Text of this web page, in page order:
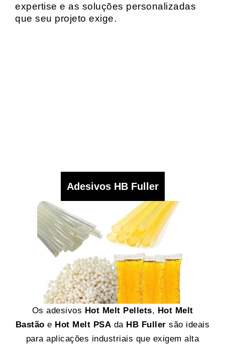
expertise e as soluções personalizadas
que seu projeto exige.
Adesivos HB Fuller
Os adesivos Hot Melt Pellets, Hot Melt
Bastão e Hot Melt PSA da HB Fuller são ideais
para aplicações industriais que exigem alta